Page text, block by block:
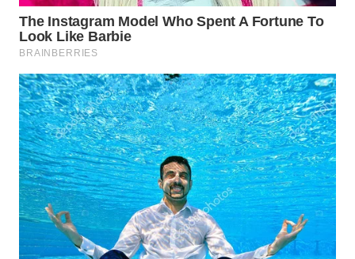
WN
KARAWANG
BEKASI
WN
BOGOR
WN
DEPOK
WN